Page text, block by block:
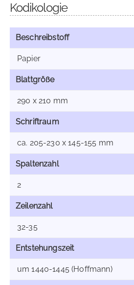
Kodikologie
Beschreibstoff
Papier
Blattgröße
290 x 210 mm
Schriftraum
ca. 205-230 x 145-155 mm
Spaltenzahl
2
Zeilenzahl
32-35
Entstehungszeit
um 1440-1445 (Hoffmann)